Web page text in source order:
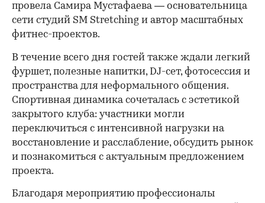
провела Самира Мустафаева — основательница
сети студий SM Stretching и автор масштабных
фитнес-проектов.
В течение всего дня гостей также ждали легкий
фуршет, полезные напитки, DJ-сет, фотосессия и
пространства для неформального общения.
Спортивная динамика сочеталась с эстетикой
закрытого клуба: участники могли
переключиться с интенсивной нагрузки на
восстановление и расслабление, обсудить рынок
и познакомиться с актуальным предложением
проекта.
Благодаря мероприятию профессионалы